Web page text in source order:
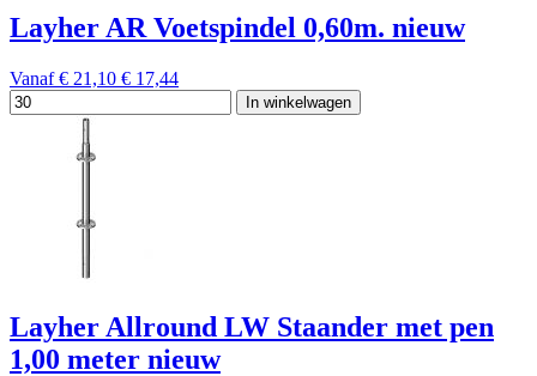
Layher AR Voetspindel 0,60m. nieuw
Vanaf € 21,10 € 17,44
In winkelwagen
Layher Allround LW Staander met pen
1,00 meter nieuw